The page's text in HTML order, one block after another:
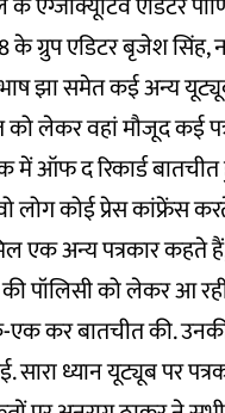
के ग्रुप एडिटर बृजेश
झा समेत कई अन्य
को लेकर वहां मौजूद कई
ऑफ द रिकार्ड बातचीत
लोग कोई प्रेस कांफ्रेंस
एक अन्य पत्रकार
पॉलिसी को लेकर आ
एक कर बातचीत की.
ध्यान यूट्यूब पर